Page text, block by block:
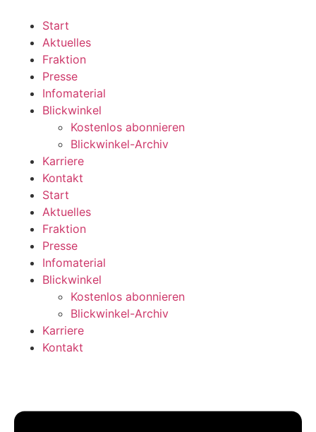
wechseln
Start
Aktuelles
Fraktion
Presse
Infomaterial
Blickwinkel
Kostenlos abonnieren
Blickwinkel-Archiv
Karriere
Kontakt
Start
Aktuelles
Fraktion
Presse
Infomaterial
Blickwinkel
Kostenlos abonnieren
Blickwinkel-Archiv
Karriere
Kontakt